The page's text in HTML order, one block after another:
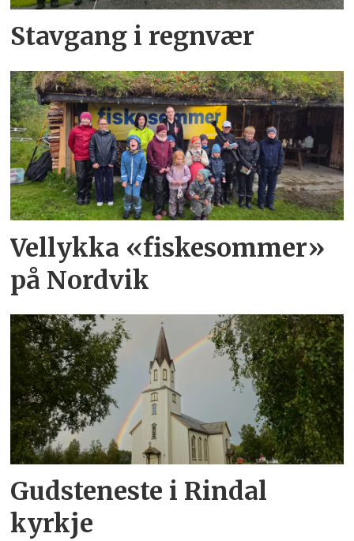
Stavgang i regnvær
Vellykka «fiskesommer»
på Nordvik
Gudsteneste i Rindal
kyrkje